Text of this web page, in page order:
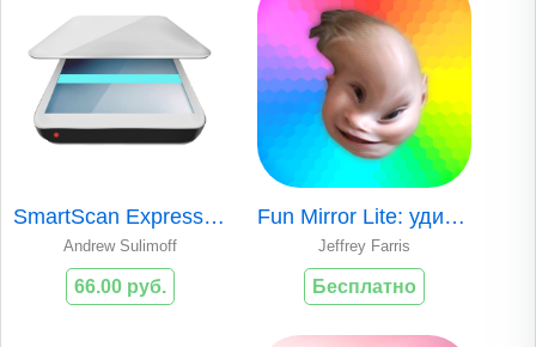
SmartScan Express: супер-быстрый PDF сканнер!
Andrew Sulimoff
66.00 руб.
Fun Mirror Lite: удивительная камера
Jeffrey Farris
Бесплатно